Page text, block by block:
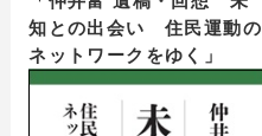
知との出会い 住民運動の
ネットワークをゆく」